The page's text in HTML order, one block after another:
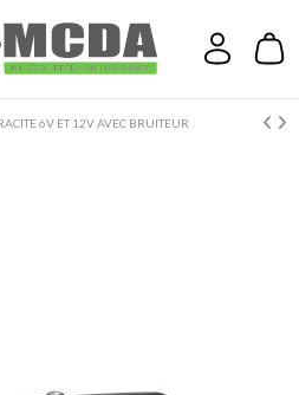
6V ET 12V AVEC BRUITEUR